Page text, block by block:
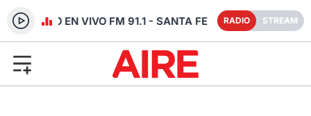
RADIO EN VIVO FM 91.1 - SANTA FE RADIO STREAM